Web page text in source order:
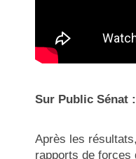
Sur Public Sénat :
Après les
rapports de forces